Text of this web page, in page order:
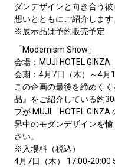
ダンデザインと向き合う
想いとともにご紹介します
※展示品は予約販売予定
「Modernism Show」
会場：MUJI HOTEL
会期：4月7日（木）～4月
この企画の最後を締めく
品』をご紹介している約
プが MUJI HOTEL GINZA
界中のモダンデザインを
さい。
※入場料（税込）
4月7日（木） 17:00-20:00